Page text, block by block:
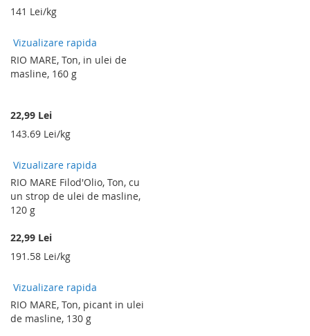
141 Lei/kg
Vizualizare rapida
RIO MARE, Ton, in ulei de
masline, 160 g
22,99 Lei
143.69 Lei/kg
Vizualizare rapida
RIO MARE Filod'Olio, Ton, cu
un strop de ulei de masline,
120 g
22,99 Lei
191.58 Lei/kg
Vizualizare rapida
RIO MARE, Ton, picant in ulei
de masline, 130 g